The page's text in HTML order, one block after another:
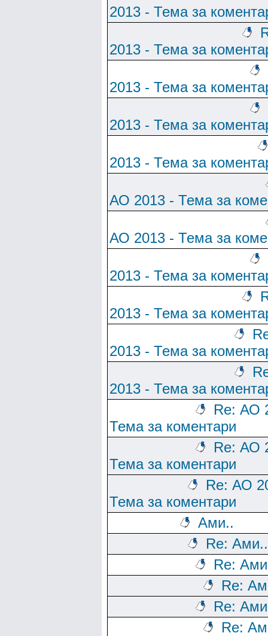
2013 - Тема за
2013 - Тема за
2013 - Тема за
2013 - Тема за
2013 - Тема за
АО 2013 - Тема за
АО 2013 - Тема за
2013 - Тема за
2013 - Тема за
2013 - Тема за
2013 - Тема за
Re: АО
Тема за коментари
Re: АО
Тема за коментари
Re: АО
Тема за коментари
Ами..
Re: Ами..
Re:
Re:
Re:
Re: